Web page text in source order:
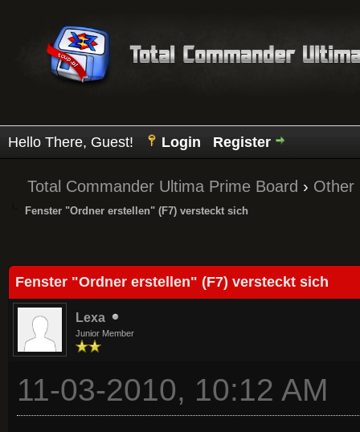
Hello There, Guest! Login Register
Total Commander Ultima Prime Board › Other
Fenster "Ordner erstellen" (F7) versteckt sich
Fenster "Ordner erstellen" (F7) versteckt sich
Lexa
Junior Member
11-03-2010, 10:12 AM